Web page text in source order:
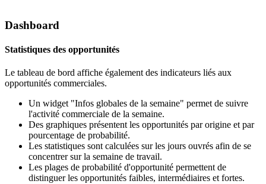
Dashboard
Statistiques des opportunités
Le tableau de bord affiche également des indicateurs liés aux
opportunités commerciales.
Un widget "Infos globales de la semaine" permet de suivre
l'activité commerciale de la semaine.
Des graphiques présentent les opportunités par origine et par
pourcentage de probabilité.
Les statistiques sont calculées sur les jours ouvrés afin de se
concentrer sur la semaine de travail.
Les plages de probabilité d'opportunité permettent de
distinguer les opportunités faibles, intermédiaires et fortes.